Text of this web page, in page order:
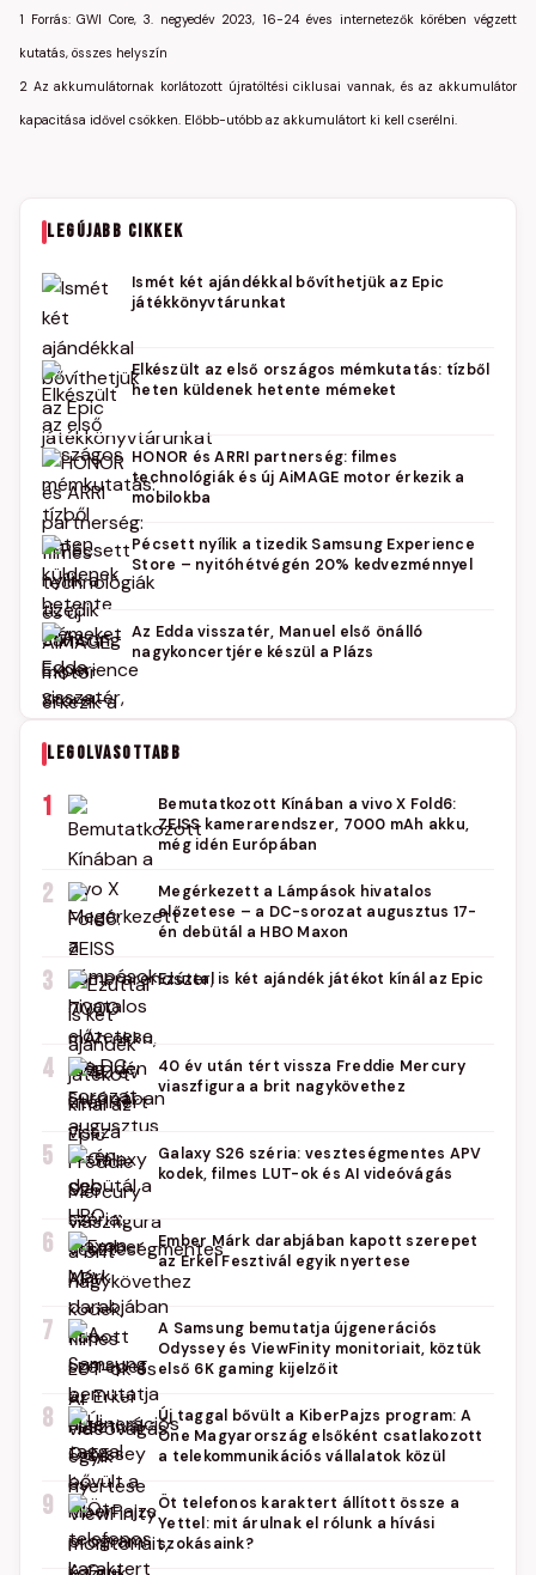
1 Forrás: GWI Core, 3. negyedév 2023, 16-24 éves internetezők körében végzett
kutatás, összes helyszín
2 Az akkumulátornak korlátozott újratöltési ciklusai vannak, és az akkumulátor
kapacitása idővel csökken. Előbb-utóbb az akkumulátort ki kell cserélni.
LEGÚJABB CIKKEK
Ismét két ajándékkal bővíthetjük az Epic
játékkönyvtárunkat
Elkészült az első országos mémkutatás: tízből
heten küldenek hetente mémeket
HONOR és ARRI partnerség: filmes
technológiák és új AiMAGE motor érkezik a
mobilokba
Pécsett nyílik a tizedik Samsung Experience
Store – nyitóhétvégén 20% kedvezménnyel
Az Edda visszatér, Manuel első önálló
nagykoncertjére készül a Plázs
LEGOLVASOTTABB
1
Bemutatkozott Kínában a vivo X Fold6:
ZEISS kamerarendszer, 7000 mAh akku,
még idén Európában
2
Megérkezett a Lámpások hivatalos
előzetese – a DC-sorozat augusztus 17-
én debütál a HBO Maxon
3 Ezúttal is két ajándék játékot kínál az Epic
4
40 év után tért vissza Freddie Mercury
viaszfigura a brit nagykövethez
5
Galaxy S26 széria: veszteségmentes APV
kodek, filmes LUT-ok és AI videóvágás
6
Ember Márk darabjában kapott szerepet
az Erkel Fesztivál egyik nyertese
7
A Samsung bemutatja újgenerációs
Odyssey és ViewFinity monitoriait, köztük
első 6K gaming kijelzőit
8
Új taggal bővült a KiberPajzs program: A
One Magyarország elsőként csatlakozott
a telekommunikációs vállalatok közül
9
Öt telefonos karaktert állított össze a
Yettel: mit árulnak el rólunk a hívási
szokásaink?